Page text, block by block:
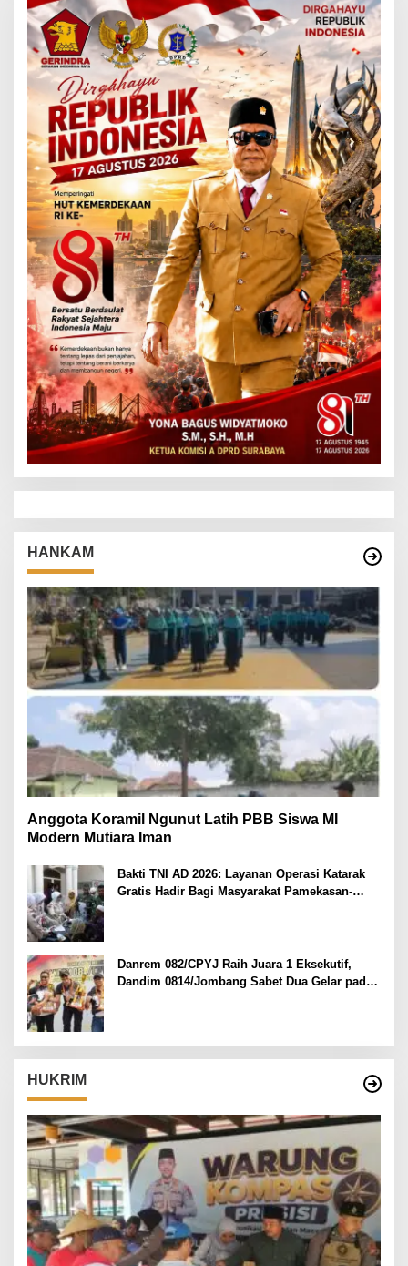
HANKAM
Anggota Koramil Ngunut Latih PBB Siswa MI
Modern Mutiara Iman
Bakti TNI AD 2026: Layanan Operasi Katarak
Gratis Hadir Bagi Masyarakat Pamekasan-
Danrem 082/CPYJ Raih Juara 1 Eksekutif,
Dandim 0814/Jombang Sabet Dua Gelar pada
HUKRIM